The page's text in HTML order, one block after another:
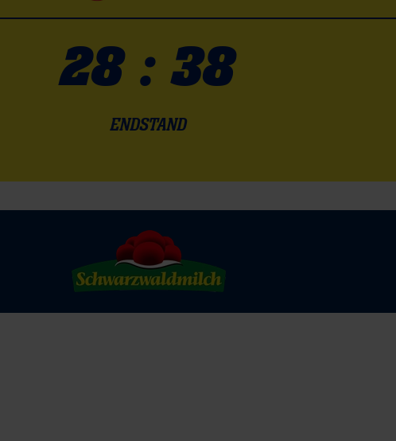
28 : 38
ENDSTAND